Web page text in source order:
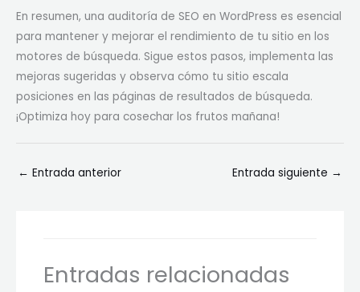
En resumen, una auditoría de SEO en WordPress es esencial
para mantener y mejorar el rendimiento de tu sitio en los
motores de búsqueda. Sigue estos pasos, implementa las
mejoras sugeridas y observa cómo tu sitio escala
posiciones en las páginas de resultados de búsqueda.
¡Optimiza hoy para cosechar los frutos mañana!
← Entrada anterior Entrada siguiente →
Entradas relacionadas